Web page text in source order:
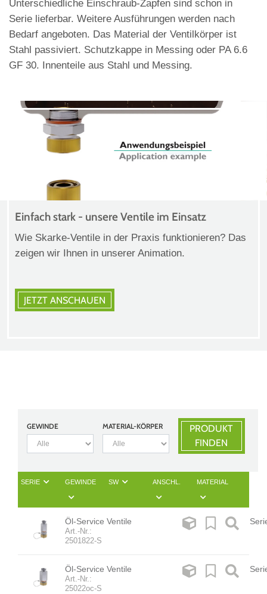
Unterschiedliche Einschraub-Zapfen sind schon in
Serie lieferbar. Weitere Ausführungen werden nach
Bedarf angeboten. Das Material der Ventilkörper ist
Stahl passiviert. Schutzkappe in Messing oder PA 6.6
GF 30. Innenteile aus Stahl und Messing.
Einfach stark - unsere Ventile im Einsatz
Wie Skarke-Ventile in der Praxis funktionieren? Das
zeigen wir Ihnen in unserer Animation.
JETZT ANSCHAUEN
GEWINDE MATERIAL-KÖRPER
PRODUKT
FINDEN
SERIE GEWINDE SW ANSCHL. MATERIAL
Öl-Service Ventile
Art.-Nr.:
2501822-S
Öl-Service Ventile
Art.-Nr.:
25022oc-S